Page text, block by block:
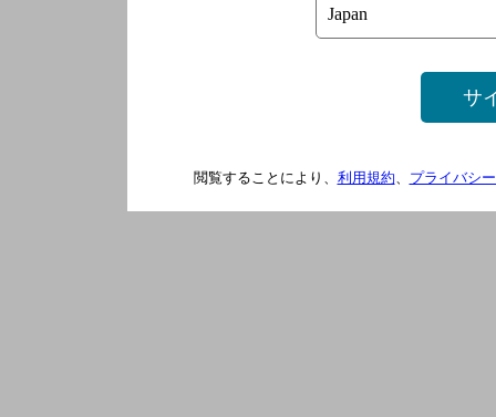
サ
閲覧することにより、 利用規約、 プライバシ